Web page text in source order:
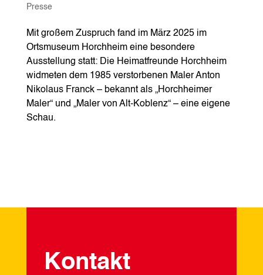
Presse
Mit großem Zuspruch fand im März 2025 im
Ortsmuseum Horchheim eine besondere
Ausstellung statt: Die Heimatfreunde Horchheim
widmeten dem 1985 verstorbenen Maler Anton
Nikolaus Franck – bekannt als „Horchheimer
Maler“ und „Maler von Alt-Koblenz“ – eine eigene
Schau.
Kontakt